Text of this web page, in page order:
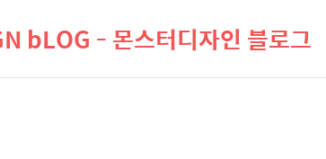
bLOG - 몬스터디자인 블로그